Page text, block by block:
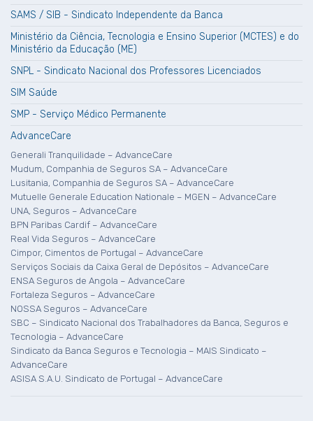
SAMS / SIB - Sindicato Independente da Banca
Ministério da Ciência, Tecnologia e Ensino Superior (MCTES) e do
Ministério da Educação (ME)
SNPL - Sindicato Nacional dos Professores Licenciados
SIM Saúde
SMP - Serviço Médico Permanente
AdvanceCare
Generali Tranquilidade – AdvanceCare
Mudum, Companhia de Seguros SA – AdvanceCare
Lusitania, Companhia de Seguros SA – AdvanceCare
Mutuelle Generale Education Nationale – MGEN – AdvanceCare
UNA, Seguros – AdvanceCare
BPN Paribas Cardif – AdvanceCare
Real Vida Seguros – AdvanceCare
Cimpor, Cimentos de Portugal – AdvanceCare
Serviços Sociais da Caixa Geral de Depósitos – AdvanceCare
ENSA Seguros de Angola – AdvanceCare
Fortaleza Seguros – AdvanceCare
NOSSA Seguros – AdvanceCare
SBC – Sindicato Nacional dos Trabalhadores da Banca, Seguros e
Tecnologia – AdvanceCare
Sindicato da Banca Seguros e Tecnologia – MAIS Sindicato –
AdvanceCare
ASISA S.A.U. Sindicato de Portugal – AdvanceCare